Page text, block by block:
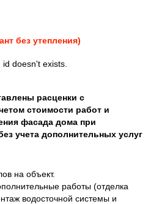
без утепления)
doesn't exists.
расценки с
стоимости работ и
фасада дома при
учета дополнительных услуг
на объект.
работы (отделка
водосточной системы и